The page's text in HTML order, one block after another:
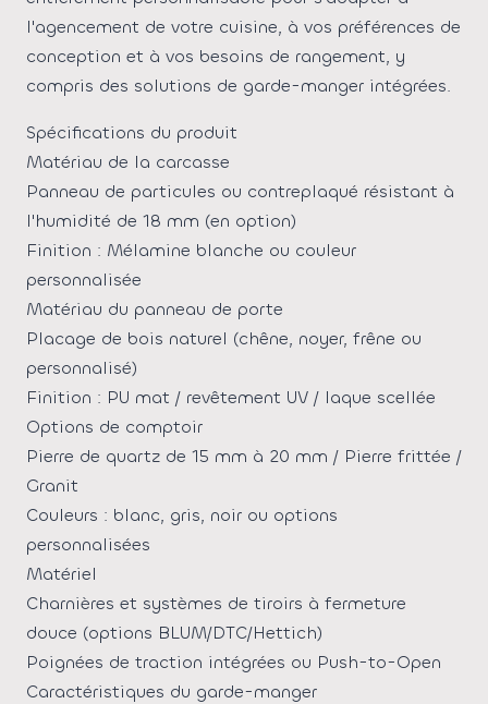
l'agencement de votre cuisine, à vos préférences de
conception et à vos besoins de rangement, y
compris des solutions de garde-manger intégrées.
Spécifications du produit
Matériau de la carcasse
Panneau de particules ou contreplaqué résistant à
l'humidité de 18 mm (en option)
Finition : Mélamine blanche ou couleur
personnalisée
Matériau du panneau de porte
Placage de bois naturel (chêne, noyer, frêne ou
personnalisé)
Finition : PU mat / revêtement UV / laque scellée
Options de comptoir
Pierre de quartz de 15 mm à 20 mm / Pierre frittée /
Granit
Couleurs : blanc, gris, noir ou options
personnalisées
Matériel
Charnières et systèmes de tiroirs à fermeture
douce (options BLUM/DTC/Hettich)
Poignées de traction intégrées ou Push-to-Open
Caractéristiques du garde-manger